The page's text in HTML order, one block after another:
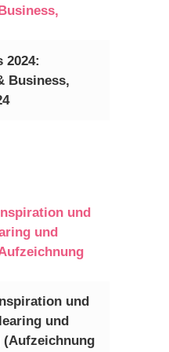
2024:
Business,
und
und